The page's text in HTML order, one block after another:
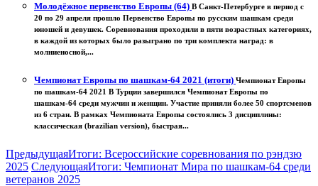
Молодёжное первенство Европы (64) В Санкт-Петербурге в период с
20 по 29 апреля прошло Первенство Европы по русским шашкам среди
юношей и девушек. Соревнования проходили в пяти возрастных категориях,
в каждой из которых было разыграно по три комплекта наград: в
молниеносной,...
Чемпионат Европы по шашкам-64 2021 (итоги) Чемпионат Европы
по шашкам-64 2021 В Турции завершился Чемпионат Европы по
шашкам-64 среди мужчин и женщин. Участие приняли более 50 спортсменов
из 6 стран. В рамках Чемпионата Европы состоялись 3 дисциплины:
классическая (brazilian version), быстрая...
ПредыдущаяИтоги: Всероссийские соревнования по рэндзю
2025 СледующаяИтоги: Чемпионат Мира по шашкам-64 среди
ветеранов 2025